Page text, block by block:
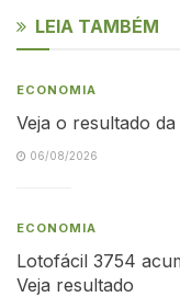
LEIA TAMBÉM
ECONOMIA
Veja o resultado
06/08/2026
ECONOMIA
Lotofácil 3754
Veja resultado